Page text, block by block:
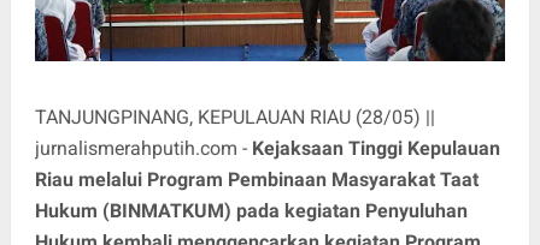
TANJUNGPINANG, KEPULAUAN RIAU (28/05) ||
jurnalismerahputih.com - Kejaksaan Tinggi Kepulauan
Riau melalui Program Pembinaan Masyarakat Taat
Hukum (BINMATKUM) pada kegiatan Penyuluhan